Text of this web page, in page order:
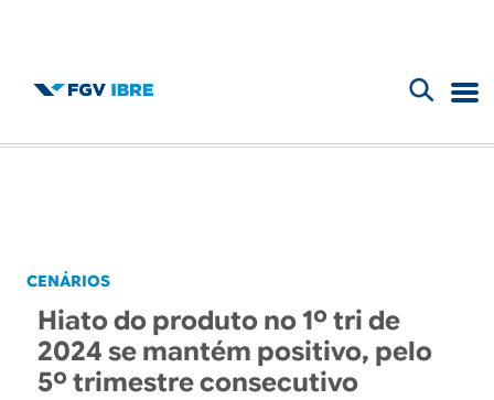
B
g
o
á
r
CENÁRIOS
Hiato do produto no 1º tri de
2024 se mantém positivo, pelo
5º trimestre consecutivo